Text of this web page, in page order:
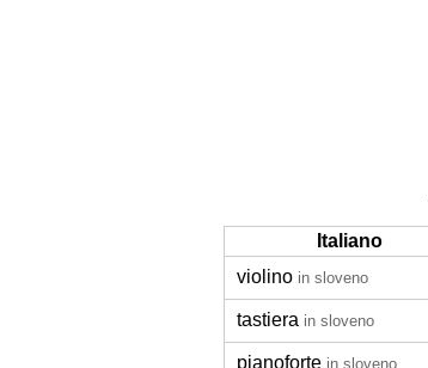
Italiano
violino in sloveno
tastiera in sloveno
pianoforte in sloveno